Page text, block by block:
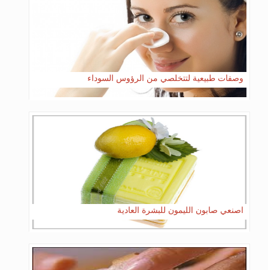
وصفات طبيعية لتتخلصي من الرؤوس السوداء
اصنعي صابون الليمون للبشرة العادية